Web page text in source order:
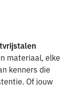
materiaal, elke
kenners die
Of jouw